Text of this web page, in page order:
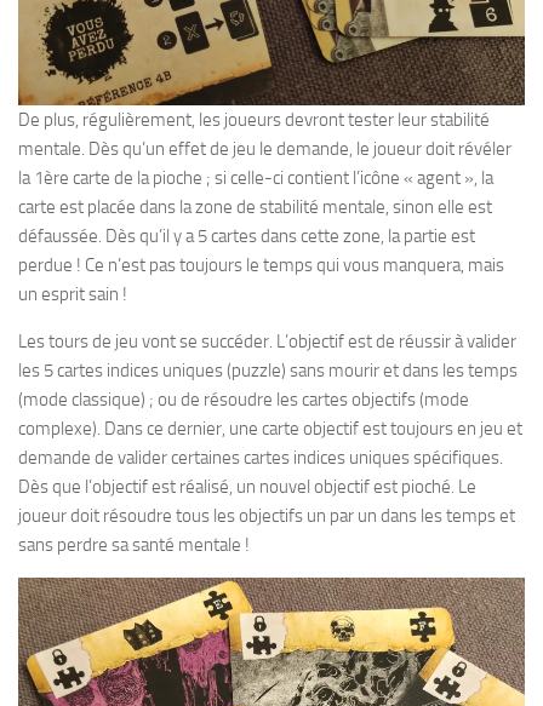
De plus, régulièrement, les joueurs devront tester leur stabilité
mentale. Dès qu’un effet de jeu le demande, le joueur doit révéler
la 1ère carte de la pioche ; si celle-ci contient l’icône « agent », la
carte est placée dans la zone de stabilité mentale, sinon elle est
défaussée. Dès qu’il y a 5 cartes dans cette zone, la partie est
perdue ! Ce n’est pas toujours le temps qui vous manquera, mais
un esprit sain !
Les tours de jeu vont se succéder. L’objectif est de réussir à valider
les 5 cartes indices uniques (puzzle) sans mourir et dans les temps
(mode classique) ; ou de résoudre les cartes objectifs (mode
complexe). Dans ce dernier, une carte objectif est toujours en jeu et
demande de valider certaines cartes indices uniques spécifiques.
Dès que l’objectif est réalisé, un nouvel objectif est pioché. Le
joueur doit résoudre tous les objectifs un par un dans les temps et
sans perdre sa santé mentale !